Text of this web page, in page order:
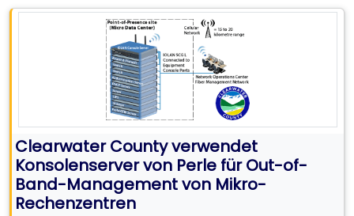
Clearwater County verwendet
Konsolenserver von Perle für Out-of-
Band-Management von Mikro-
Rechenzentren